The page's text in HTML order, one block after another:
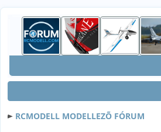
RCMODELL MODELLEZÕ FÓRUM